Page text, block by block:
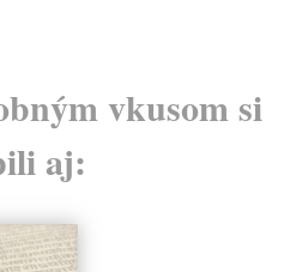
vkusom si
aj: